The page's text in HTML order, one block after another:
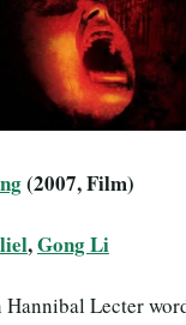
(2007, Film)
,Gong Li
Lecter